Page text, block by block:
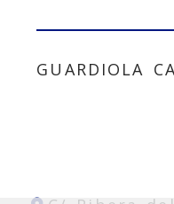
GUARDIOLA